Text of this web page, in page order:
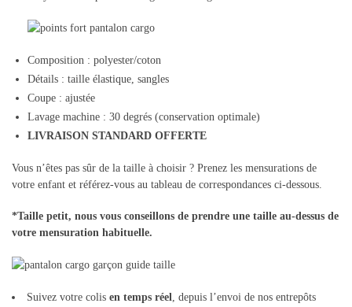
Composition : polyester/coton
Détails : taille élastique, sangles
Coupe : ajustée
Lavage machine : 30 degrés (conservation optimale)
LIVRAISON STANDARD OFFERTE
Vous n’êtes pas sûr de la taille à choisir ? Prenez les mensurations de
votre enfant et référez-vous au tableau de correspondances ci-dessous.
*Taille petit, nous vous conseillons de prendre une taille au-dessus de
votre mensuration habituelle.
Suivez votre colis en temps réel, depuis l’envoi de nos entrepôts